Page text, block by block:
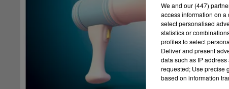
We and our (447)
access information on
select personalised
statistics or
profiles to select
Deliver and present
data such as IP
requested; Use precise
based on information